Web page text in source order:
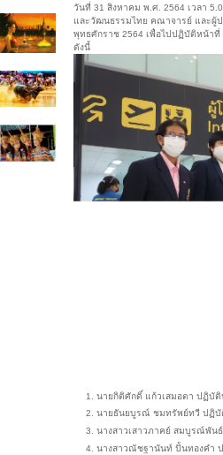
วันที่ 31 สิงหาคม พ.ศ. 2564 เวลา
และวัฒนธรรมไทย คณาจารย์ และผู้
พุทธศักราช 2564 เพื่อไปปฏิบัติหน้า
ดังนี้
นายกิติศักดิ์ แก้วเสมอตา ปฏิบัติ
นายธันยบูรณ์ ชมทรัพย์ทวี ปฏิบั
นางสาวเสาวภาคย์ สมบูรณ์พัน
นางสาวณัชฐานันท์ ปั้นทองคำ